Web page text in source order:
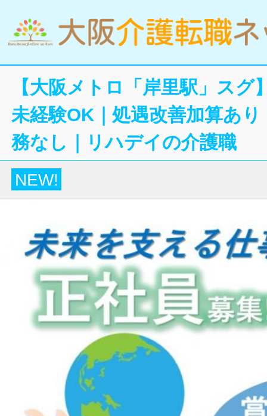
【大阪メトロ「岸里駅」スグ
未経験OK｜処遇改善加算あ
務なし｜リハデイの介護職
NEW!